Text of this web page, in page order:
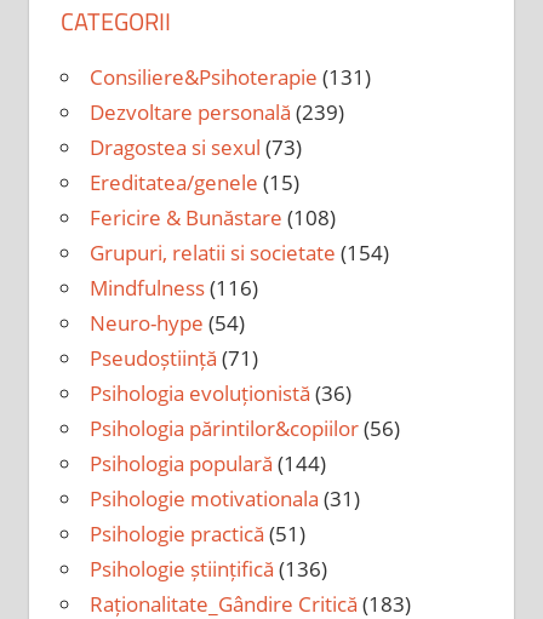
CATEGORII
Consiliere&Psihoterapie (131)
Dezvoltare personală (239)
Dragostea si sexul (73)
Ereditatea/genele (15)
Fericire & Bunăstare (108)
Grupuri, relatii si societate (154)
Mindfulness(116)
Neuro-hype (54)
Pseudoștiință (71)
Psihologia evoluționistă (36)
Psihologia părintilor&copiilor(56)
Psihologia populară (144)
Psihologie motivationala (31)
Psihologie practică (51)
Psihologie științifică (136)
Raționalitate_Gândire Critică (183)